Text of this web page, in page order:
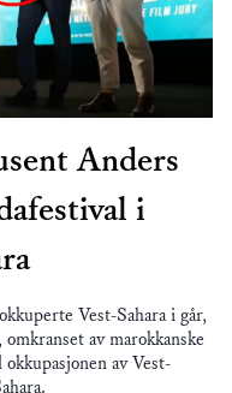
Anders
i
Vest-Sahara i går,
av marokkanske
av Vest-